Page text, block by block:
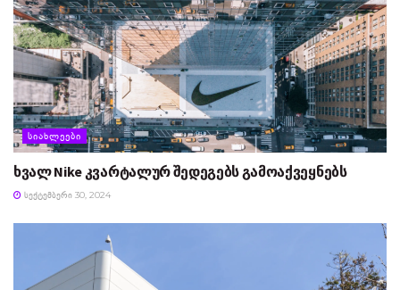
ᲡᲘᲐᲮᲚᲔᲔᲑᲘ
ხვალ Nike კვარტალურ შედეგებს გამოაქვეყნებს
ᲡᲔᲥᲢᲔᲛᲑᲔᲠᲘ 30, 2024